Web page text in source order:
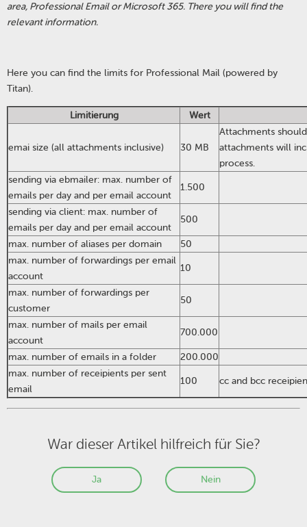
area, Professional Email or Microsoft 365. There you will find the
relevant information.
Here you can find the limits for Professional Mail (powered by
Titan).
Limitierung Wert
emai size (all attachments inclusive) 30 MB
Attachments
attachments will
process.
sending via ebmailer: max. number of
emails per day and per email account
1.500
sending via client: max. number of
emails per day and per email account
500
max. number of aliases per domain
50
max. number of forwardings per email
account
10
max. number of forwardings per
customer
50
max. number of mails per email
account
700.000
max. number of emails in a folder
200.000
max. number of receipients per sent
email
100 cc and bcc
War dieser Artikel hilfreich für Sie?
Ja Nein